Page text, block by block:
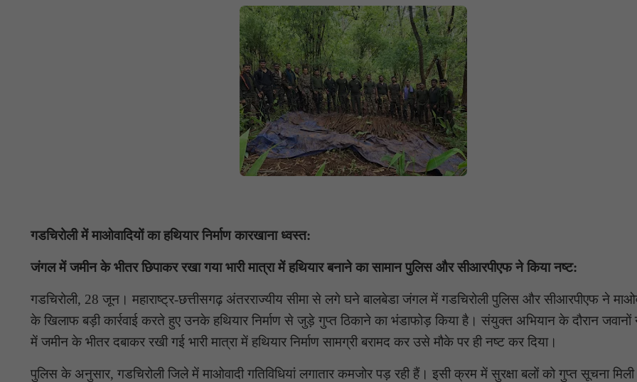
गडचिरोली में माओवादियों का हथियार निर्माण कारखाना ध्वस्त:
जंगल में जमीन के भीतर छिपाकर रखा गया भारी मात्रा में हथियार बनाने का सामान पुलिस और सीआरपीएफ ने किया नष्ट:
गडचिरोली, 28 जून। महाराष्ट्र-छत्तीसगढ़ अंतरराज्यीय सीमा से लगे घने बालबेडा जंगल में गडचिरोली पुलिस और सीआरपीएफ ने
के खिलाफ बड़ी कार्रवाई करते हुए उनके हथियार निर्माण से जुड़े गुप्त ठिकाने का भंडाफोड़ किया है। संयुक्त अभियान के दौरान
में जमीन के भीतर दबाकर रखी गई भारी मात्रा में हथियार निर्माण सामग्री बरामद कर उसे मौके पर ही नष्ट कर दिया।
पुलिस के अनुसार, गडचिरोली जिले में माओवादी गतिविधियां लगातार कमजोर पड़ रही हैं। इसी क्रम में सुरक्षा बलों को गुप्त सूचना